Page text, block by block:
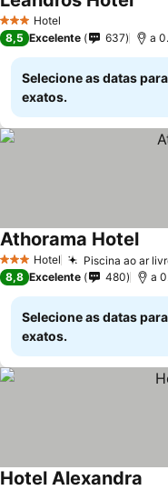
3 EstrelasHotel
8,5 Excelente 637 a
Selecione as datas
exatos.
3 EstrelasHotel Piscina ao ar
Athorama Hotel
8,8 Excelente 480 a
Selecione as datas
exatos.
Hotel Alexandra